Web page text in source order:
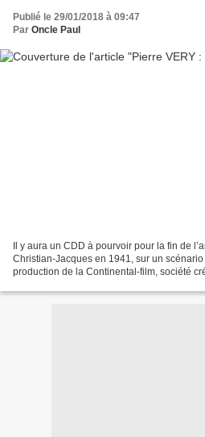
Publié le 29/01/2018 à 09:47
Par Oncle Paul
Il y aura un CDD à pourvoir pour la fin de
Christian-Jacques en 1941, sur un
production de la Continental-film, société